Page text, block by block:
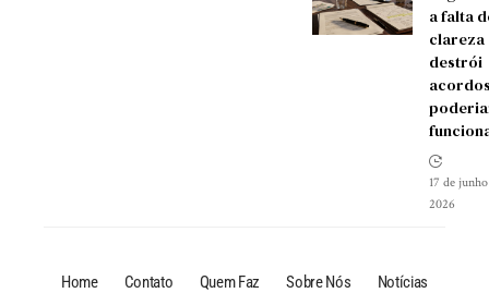
a falta
clareza
destrói
17 de
2026
Home Contato Quem Faz Sobre Nós Notícias